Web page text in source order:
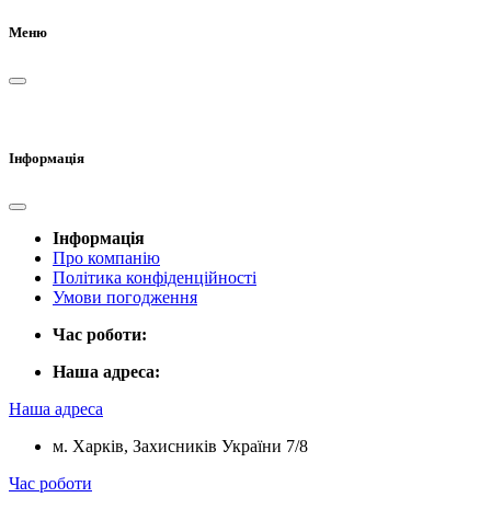
Меню
Інформація
Інформація
Про компанію
Політика конфіденційності
Умови погодження
Час роботи:
Наша адреса:
Наша адреса
м. Харків, Захисників України 7/8
Час роботи